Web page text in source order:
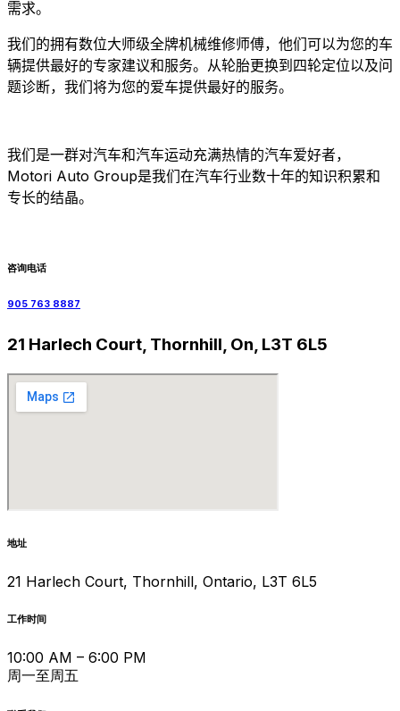
需求。
我们的拥有数位大师级全牌机械维修师傅，他们可以为您的车
辆提供最好的专家建议和服务。从轮胎更换到四轮定位以及问
题诊断，我们将为您的爱车提供最好的服务。
我们是一群对汽车和汽车运动充满热情的汽车爱好者，
Motori Auto Group是我们在汽车行业数十年的知识积累和
专长的结晶。
咨询电话
905 763 8887
21 Harlech Court, Thornhill, On, L3T 6L5
地址
21 Harlech Court, Thornhill, Ontario, L3T 6L5
工作时间
10:00 AM – 6:00 PM
周一至周五